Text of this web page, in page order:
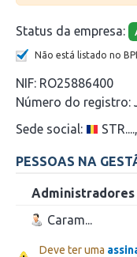
Status da empresa:
Não está listado no BPI
NIF: RO25886400
Número do registro:
Sede social:
PESSOAS NA
Administradores
Caram...
Deve ter uma